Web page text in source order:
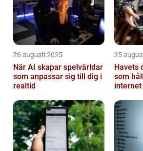
26 augusti 2025
När AI skapar spelvärldar
som anpassar sig till dig i
realtid
25
Havets
som